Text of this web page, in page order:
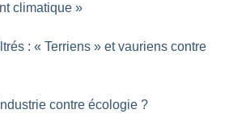
climatique »
: « Terriens » et vauriens contre
contre écologie ?